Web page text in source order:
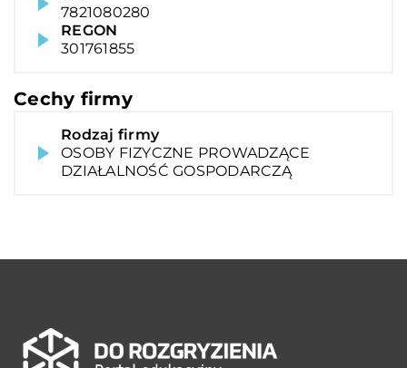
7821080280
REGON
301761855
Cechy firmy
Rodzaj firmy
OSOBY FIZYCZNE PROWADZĄCE
DZIAŁALNOŚĆ GOSPODARCZĄ